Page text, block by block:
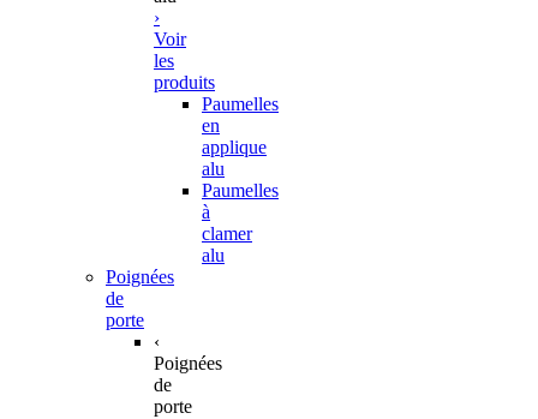
›
Voir
les
produits
Paumelles
en
applique
alu
Paumelles
à
clamer
alu
Poignées
de
porte
‹
Poignées
de
porte